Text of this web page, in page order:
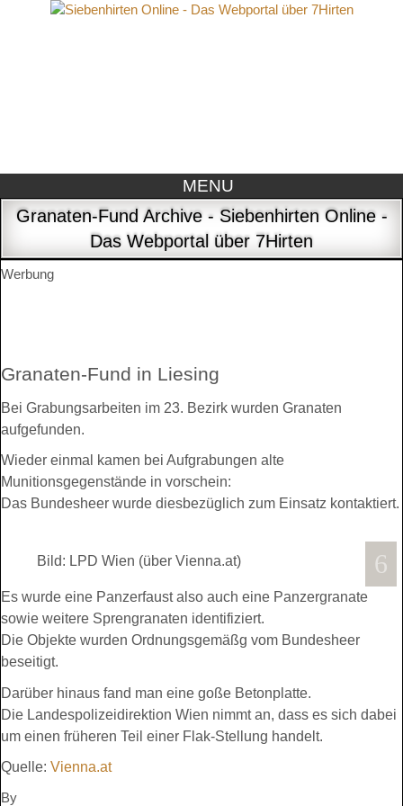
MENU
Granaten-Fund Archive - Siebenhirten Online -
Das Webportal über 7Hirten
Werbung
Granaten-Fund in Liesing
Bei Grabungsarbeiten im 23. Bezirk wurden Granaten
aufgefunden.
Wieder einmal kamen bei Aufgrabungen alte
Munitionsgegenstände in vorschein:
Das Bundesheer wurde diesbezüglich zum Einsatz kontaktiert.
Bild: LPD Wien (über Vienna.at)
Es wurde eine Panzerfaust also auch eine Panzergranate
sowie weitere Sprengranaten identifiziert.
Die Objekte wurden Ordnungsgemäßg vom Bundesheer
beseitigt.
Darüber hinaus fand man eine goße Betonplatte.
Die Landespolizeidirektion Wien nimmt an, dass es sich dabei
um einen früheren Teil einer Flak-Stellung handelt.
Quelle: Vienna.at
By